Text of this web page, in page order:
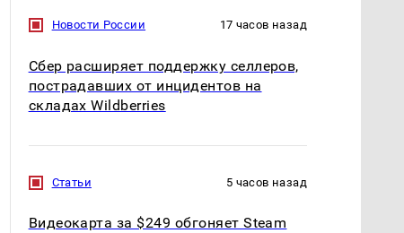
Новости России 17 часов назад
Сбер расширяет поддержку селлеров,
пострадавших от инцидентов на
складах Wildberries
Статьи 5 часов назад
Видеокарта за $249 обгоняет Steam